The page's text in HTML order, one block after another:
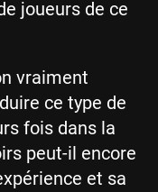
joueurs de ce
vraiment
ce type de
fois dans la
peut-il encore
et sa